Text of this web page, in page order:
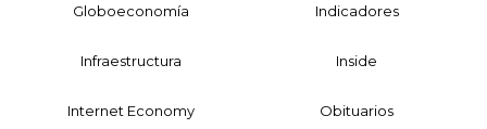
Globoeconomía Indicadores
Infraestructura Inside
Internet Economy Obituarios